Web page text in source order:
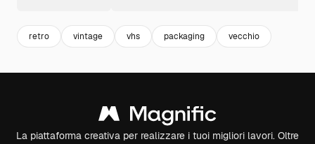
retro vintage vhs packaging vecchio
La piattaforma creativa per realizzare i tuoi migliori lavori. Oltre